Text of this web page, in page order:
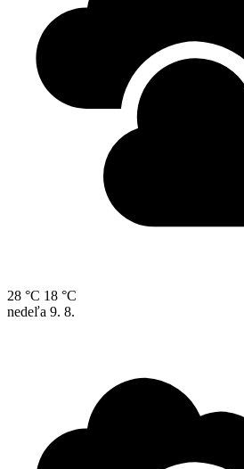
28 °C 18 °C
nedeľa 9. 8.